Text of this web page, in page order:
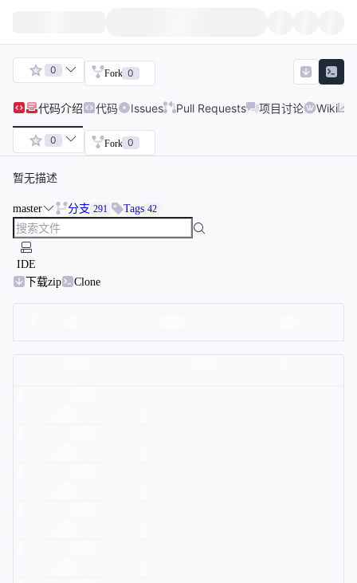
0 Fork 0
代码介绍 代码 Issues Pull Requests 项目讨论 Wiki
0 Fork 0
暂无描述
master 分支 291 Tags 42
IDE
下载zip
Clone